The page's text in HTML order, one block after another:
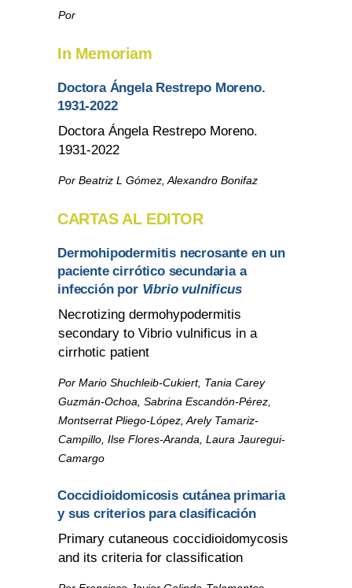
Por
In Memoriam
Doctora Ángela Restrepo Moreno.
1931-2022
Doctora Ángela Restrepo Moreno.
1931-2022
Por Beatriz L Gómez, Alexandro Bonifaz
CARTAS AL EDITOR
Dermohipodermitis necrosante en un
paciente cirrótico secundaria a
infección por Vibrio vulnificus
Necrotizing dermohypodermitis
secondary to Vibrio vulnificus in a
cirrhotic patient
Por Mario Shuchleib-Cukiert, Tania Carey
Guzmán-Ochoa, Sabrina Escandón-Pérez,
Montserrat Pliego-López, Arely Tamariz-
Campillo, Ilse Flores-Aranda, Laura Jauregui-
Camargo
Coccidioidomicosis cutánea primaria
y sus criterios para clasificación
Primary cutaneous coccidioidomycosis
and its criteria for classification